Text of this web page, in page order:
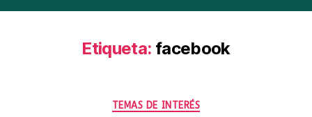
Etiqueta: facebook
TEMAS DE INTERÉS